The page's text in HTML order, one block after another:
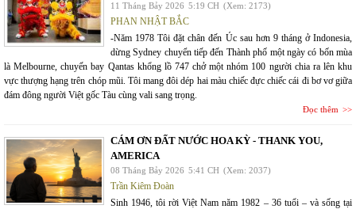
11 Tháng Bảy 2026 5:19 CH (Xem: 2173)
PHAN NHẬT BẮC
-Năm 1978 Tôi đặt chân đến Úc sau hơn 9 tháng ở Indonesia,
dừng Sydney chuyển tiếp đến Thành phố một ngày có bốn mùa
là Melbourne, chuyến bay Qantas khổng lồ 747 chở một nhóm 100 người chia ra lên khu
vực thượng hạng trên chóp mũi. Tôi mang đôi dép hai màu chiếc đực chiếc cái đi bơ vơ giữa
đám đông người Việt gốc Tàu cùng vali sang trọng.
Đọc thêm
CÁM ƠN ĐẤT NƯỚC HOA KỲ - THANK YOU,
AMERICA
08 Tháng Bảy 2026 5:41 CH (Xem: 2037)
Trần Kiêm Đoàn
Sinh 1946, tôi rời Việt Nam năm 1982 – 36 tuổi – và sống tại